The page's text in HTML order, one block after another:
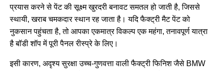
प्रयास करने से पेंट की सूक्ष्म खुरदरी बनावट समतल हो जाती है, जिससे
स्थायी, खराब चमकदार स्थान रह जाता है। यदि फैक्ट्री मैट पेंट को
नुकसान पहुंचता है, तो आपका एकमात्र विकल्प एक महंगा, तनावपूर्ण यात्रा
है बॉडी शॉप में पूरी पैनल रीस्प्रे के लिए।
इसी कारण, अदृश्य सुरक्षा उच्च-गुणवत्ता वाली फैक्ट्री फिनिश जैसे BMW